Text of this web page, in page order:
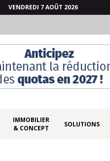
VENDREDI 7 AOÛT 2026
IMMOBILIER
& CONCEPT
SOLUTIONS